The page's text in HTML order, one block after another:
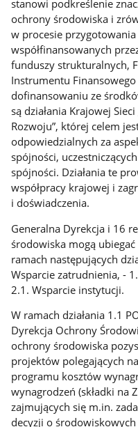
stanowi podkreślenie
ochrony środowiska i
w procesie
współfinansowanych
funduszy strukturalnych,
Instrumentu Finansowego
dofinansowaniu ze
są działania Krajowej
Rozwoju”, której celem
odpowiedzialnych za
spójności,
spójności. Działania te
współpracy krajowej i
i doświadczenia.
Generalna Dyrekcja i 16
środowiska mogą
ramach następujących
Wsparcie zatrudnienia, -
2.1. Wsparcie instytucji.
W ramach działania 1.1
Dyrekcja Ochrony
ochrony środowiska
projektów polegających
programu kosztów
wynagrodzeń (składki na
zajmujących się m.in.
decyzji o